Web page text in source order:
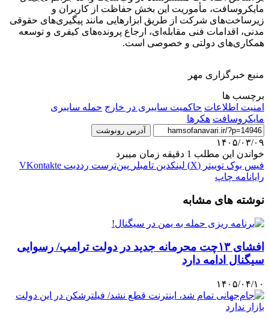
مایکروسافت، مأموریت این بخش حفاظت از کاربران و
زیرساخت‌های شرکت از طریق ابزارهایی مانند پیگیری‌های حقوقی
مدنی، اقدامات فنی مقابله‌ای، ارجاع پرونده‌های کیفری و توسعه
همکاری‌های دولتی و خصوصی است.
منبع خبرگزاری مهر
برچسب ها
امنیت اطلاعات حاکمیت سایبری در خارج حمله سایبری
مایکروسافت هکرها
آدرس رونوشت
۱۴۰۵/۰۳/۰۹
خواندن این مطلب 1 دقیقه زمان میبرد
فیس بوک توییتر (X) لینکدین ‫تامبلر ‫پین‌ترست ‫رددیت ‫VKontakte
رایانامه چاپ
نوشته های مشابه
افشای ۱۳چت محرمانه جدید در دولت ترامپ/ رسوایی
سیگنال ادامه دارد
۱۴۰۵/۰۴/۱۰